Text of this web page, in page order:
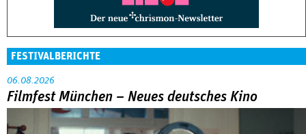
FESTIVALBERICHTE
06.08.2026
Filmfest München – Neues deutsches Kino